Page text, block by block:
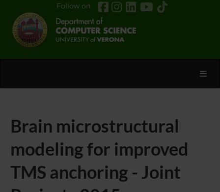
Follow on
Brain microstructural
modeling for improved
TMS anchoring - Joint